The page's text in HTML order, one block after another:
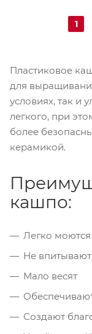
1
Пластиковое
для
условиях, так и
легкого, при
более
керамикой.
кашпо:
Легко моются
Не впитывают
Мало весят
Создают